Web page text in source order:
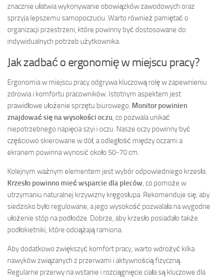
znacznie ułatwia wykonywanie obowiązków zawodowych oraz
sprzyja lepszemu samopoczuciu. Warto również pamiętać o
organizacji przestrzeni, które powinny być dostosowane do
indywidualnych potrzeb użytkownika.
Jak zadbać o ergonomię w miejscu pracy?
Ergonomia w miejscu pracy odgrywa kluczową rolę w zapewnieniu
zdrowia i komfortu pracowników. Istotnym aspektem jest
prawidłowe ułożenie sprzętu biurowego. Monitor powinien
znajdować się na wysokości oczu, co pozwala unikać
niepotrzebnego napięcia szyi i oczu. Nasze oczy powinny być
częściowo skierowane w dół, a odległość między oczami a
ekranem powinna wynosić około 50-70 cm.
Kolejnym ważnym elementem jest wybór odpowiedniego krzesła.
Krzesło powinno mieć wsparcie dla pleców, co pomoże w
utrzymaniu naturalnej krzywizny kręgosłupa. Rekomenduje się, aby
siedzisko było regulowane, a jego wysokość pozwalała na wygodne
ułożenie stóp na podłodze. Dobrze, aby krzesło posiadało także
podłokietniki, które odciążają ramiona.
Aby dodatkowo zwiększyć komfort pracy, warto wdrożyć kilka
nawyków związanych z przerwami i aktywnością fizyczną.
Regularne przerwy na wstanie i rozciągnięcie ciała są kluczowe dla